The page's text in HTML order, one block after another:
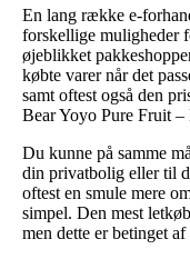
En lang række e-
forskellige muligheder
øjeblikket
købte varer når det
samt oftest også den
Bear Yoyo Pure Fruit
Du kunne på samme
din privatbolig eller til
oftest en smule mere
simpel. Den mest
men dette er betinget